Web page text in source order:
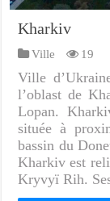
Kharkiv
Ville 19
Ville
l’oblast de
Lopan.
située à
bassin du
Kharkiv est
Kryvyï Rih.